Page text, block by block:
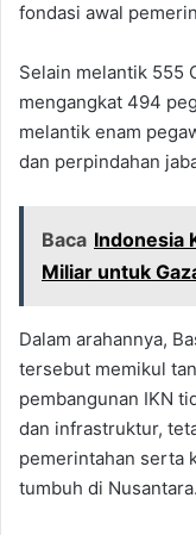
fondasi awal
Selain melantik 555
mengangkat 494
melantik enam
dan perpindahan
Baca Indonesia
Miliar untuk
Dalam arahannya,
tersebut memikul
pembangunan IKN
dan infrastruktur,
pemerintahan serta
tumbuh di Nusantara.